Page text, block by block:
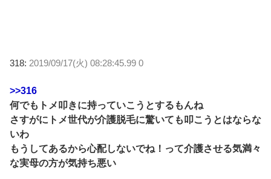
318: 2019/09/17(火) 08:28:45.99 0
>>316
何でもトメ叩きに持っていこうとするもんね
さすがにトメ世代が介護脱毛に驚いても叩こうとはならな
いわ
もうしてあるから心配しないでね！って介護させる気満々
な実母の方が気持ち悪い